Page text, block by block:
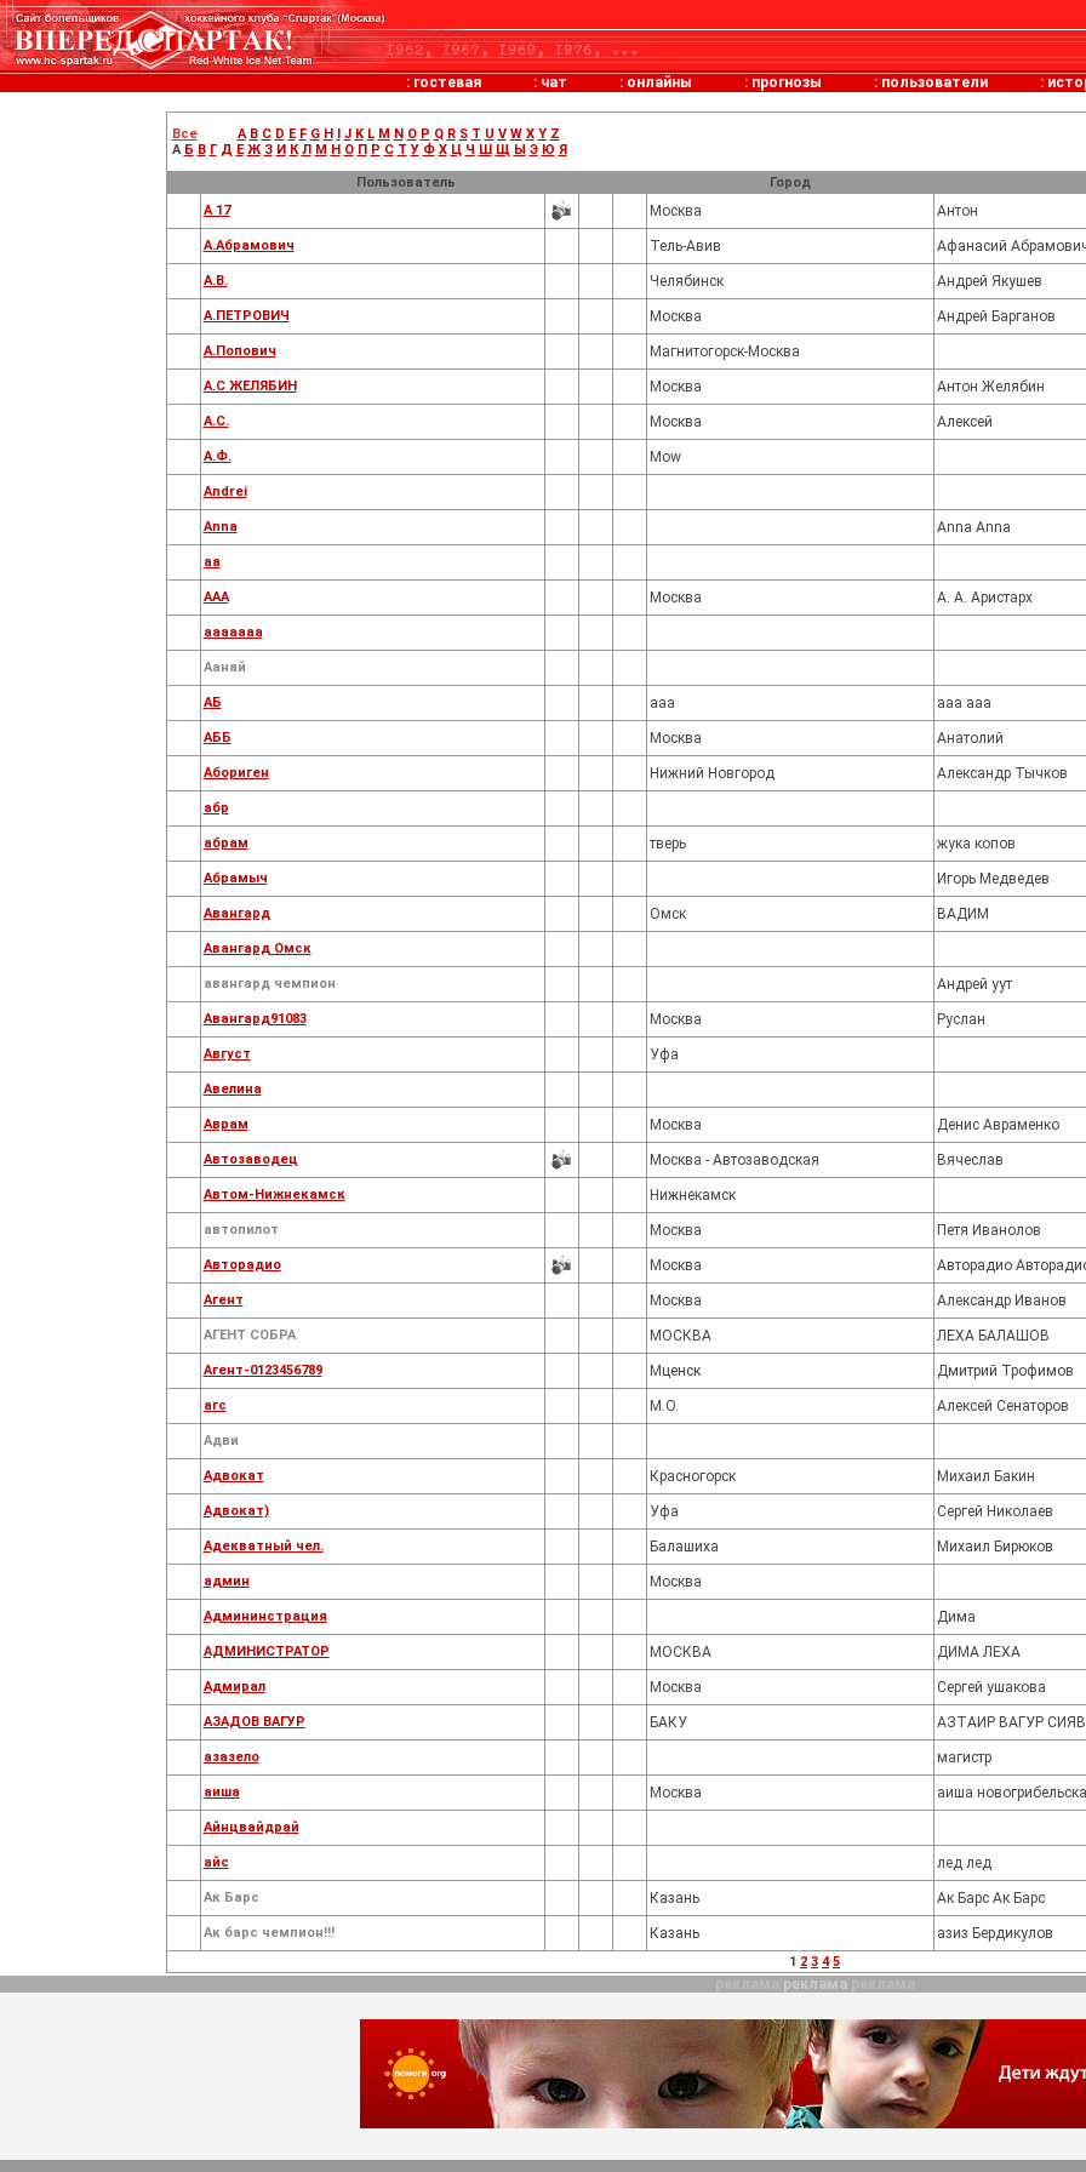
: гостевая : чат : онлайны : прогнозы : пользователи :
Все A B C D E F G H I J K L M N O P Q R S T U V W X Y Z
А Б В Г Д Е Ж З И К Л М Н О П Р С Т У Ф Х Ц Ч Ш Щ Ы Э Ю Я
Пользователь
Город
А 17
Москва Антон
А.Абрамович Тель-Авив Aфанасий
А.В. Челябинск Андрей Якушев
А.ПЕТРОВИЧ Москва Андрей Барганов
А.Попович Магнитогорск-Москва
А.С ЖЕЛЯБИН Москва Антон Желябин
А.С. Москва Алексей
А.Ф. Mow
Аndrei
Аnna Аnna Аnna
аа
ААА Москва А. А. Аристарх
ааааааа
Аанай
АБ ааа ааа ааа
АББ Москва Анатолий
Абориген Нижний Новгород Александр Тычков
абр
абрам тверь жука копов
Абрамыч Игорь Медведев
Авангард Омск ВАДИМ
Авангард Омск
авангард чемпион Андрей уут
Авангард91083 Москва Руслан
Август Уфа
Авелина
Аврам Москва Денис Авраменко
Автозаводец Москва - Автозаводская Вячеслав
Автом-Нижнекамск Нижнекамск
автопилот Москва Петя Иванолов
Авторадио Москва Авторадио
Агент Москва Александр Иванов
АГЕНТ СОБРА МОСКВА ЛЕХА БАЛАШОВ
Агент-0123456789 Мценск Дмитрий Трофимов
агс М.О. Алексей Сенаторов
Адви
Адвокат Красногорск Михаил Бакин
Адвокат) Уфа Сергей Николаев
Адекватный чел. Балашиха Михаил Бирюков
админ Москва
Админинстрация Дима
АДМИНИСТРАТОР МОСКВА ДИМА ЛЕХА
Адмирал Москва Сергей ушакова
АЗАДОВ ВАГУР БАКУ АЗТАИР ВАГУР
азазело магистр
аиша Москва аиша
Айнцвайдрай
айс лед лед
Ак Барс Казань Ак Барс Ак Барс
Ак барс чемпион!!! Казань азиз Бердикулов
1 2 3 4 5
реклама